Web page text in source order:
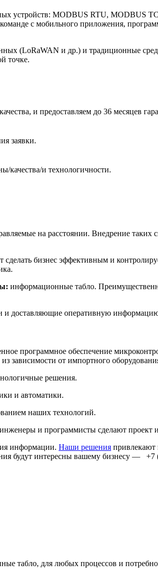
устройств: MODBUS RTU, MODBUS
с мобильного приложения,
(LoRaWAN и др.) и традиционные
точке.
и предоставляем до 36 месяцев
заявки.
качества/и технологичности.
на расстоянии. Внедрение таких
сделать бизнес эффективным и
информационные табло.
и доставляющие оперативную
программное обеспечение
зависимости от импортного
решения.
и автоматики.
наших технологий.
и программисты сделают проект и
информации. Наши решения привлекают
будут интересны вашему бизнесу — +7
табло, для любых процессов и